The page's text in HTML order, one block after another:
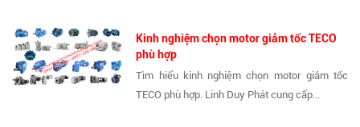
Kinh nghiệm chọn motor giảm tốc TECO
phù hợp
Tìm hiểu kinh nghiệm chọn motor giảm tốc
TECO phù hợp. Linh Duy Phát cung cấp...